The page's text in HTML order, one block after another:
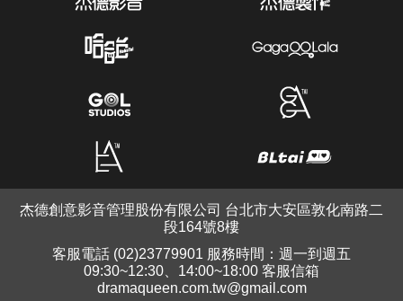
杰德創意影音管理股份有限公司 台北市大安區敦化南路二
段164號8樓
客服電話 (02)23779901 服務時間：週一到週五
09:30~12:30、14:00~18:00 客服信箱
dramaqueen.com.tw@gmail.com